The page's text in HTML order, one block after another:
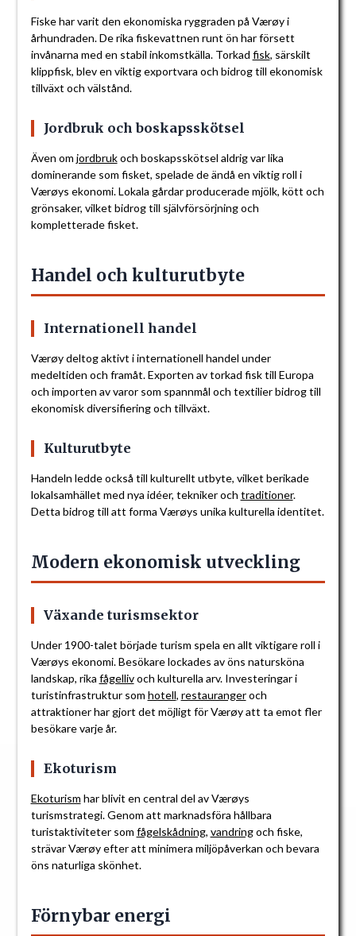
Fiske har varit den ekonomiska ryggraden på Værøy i
århundraden. De rika fiskevattnen runt ön har försett
invånarna med en stabil inkomstkälla. Torkad fisk, särskilt
klippfisk, blev en viktig exportvara och bidrog till ekonomisk
tillväxt och välstånd.
Jordbruk och boskapsskötsel
Även om jordbrukoch boskapsskötsel aldrig var lika
dominerande som fisket, spelade de ändå en viktig roll i
Værøys ekonomi. Lokala gårdar producerade mjölk, kött och
grönsaker, vilket bidrog till självförsörjning och
kompletterade fisket.
Handel och kulturutbyte
Internationell handel
Værøy deltog aktivt i internationell handel under
medeltiden och framåt. Exporten av torkad fisk till Europa
och importen av varor som spannmål och textilier bidrog till
ekonomisk diversifiering och tillväxt.
Kulturutbyte
Handeln ledde också till kulturellt utbyte, vilket berikade
lokalsamhället med nya idéer, tekniker och traditioner.
Detta bidrog till att forma Værøys unika kulturella identitet.
Modern ekonomisk utveckling
Växande turismsektor
Under 1900-talet började turism spela en allt viktigare roll i
Værøys ekonomi. Besökare lockades av öns natursköna
landskap, rika fågellivoch kulturella arv. Investeringar i
turistinfrastruktur som hotell, restaurangeroch
attraktioner har gjort det möjligt för Værøy att ta emot fler
besökare varje år.
Ekoturism
Ekoturism har blivit en central del av Værøys
turismstrategi. Genom att marknadsföra hållbara
turistaktiviteter som fågelskådning, vandringoch fiske,
strävar Værøy efter att minimera miljöpåverkan och bevara
öns naturliga skönhet.
Förnybar energi